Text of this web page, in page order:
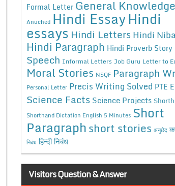
Formal Letter General Knowledge
Anuched Hindi EssayHindi
essays Hindi Letters Hindi
Hindi Paragraph Hindi Proverb Story
Speech Informal Letters Job Guru Letter to
Moral Stories NSQF Paragraph
Personal Letter Precis Writing Solved PTE
Science Facts Science Projects
Shorthand Dictation English 5 Minutes Short
Paragraphshort stories अनुछेद
निबंध हिन्दी निबंध
Visitors Question & Answer